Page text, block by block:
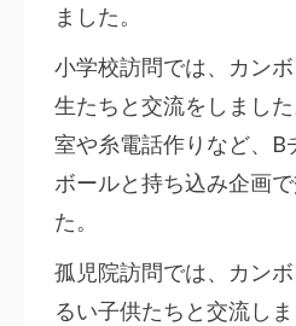
ました。
小学校訪問では、カン
生たちと交流をしまし
室や糸電話作りなど、B
ボールと持ち込み企画
た。
孤児院訪問では、カン
るい子供たちと交流し